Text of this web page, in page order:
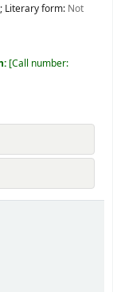
; Literary form: Not
Call number: